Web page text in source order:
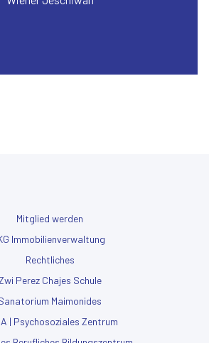
Mitglied werden
Immobilienverwaltung
Rechtliches
Perez Chajes Schule
Maimonides
| Psychosoziales Zentrum